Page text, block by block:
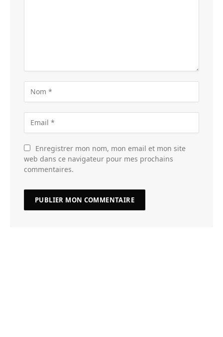
Enregistrer mon nom, mon email et mon site
web dans ce navigateur pour mes prochains
commentaires.